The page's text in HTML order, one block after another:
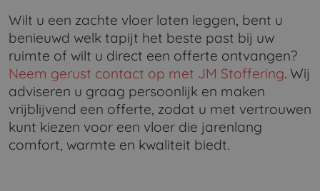
Wilt u een zachte vloer laten leggen, bent u
benieuwd welk tapijt het beste past bij uw
ruimte of wilt u direct een offerte ontvangen?
Neem gerust contact op met JM Stoffering. Wij
adviseren u graag persoonlijk en maken
vrijblijvend een offerte, zodat u met vertrouwen
kunt kiezen voor een vloer die jarenlang
comfort, warmte en kwaliteit biedt.